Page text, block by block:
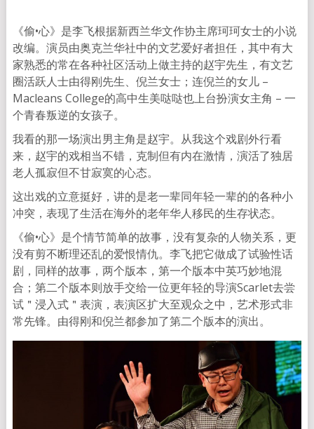
《偷•心》是李飞根据新西兰华文作协主席珂珂女士的小说
改编。演员由奥克兰华社中的文艺爱好者担任，其中有大
家熟悉的常在各种社区活动上做主持的赵宇先生，有文艺
圈活跃人士由得刚先生、倪兰女士；连倪兰的女儿 –
Macleans College的高中生美哒哒也上台扮演女主角 – 一
个青春叛逆的女孩子。
我看的那一场演出男主角是赵宇。从我这个戏剧外行看
来，赵宇的戏相当不错，克制但有内在激情，演活了独居
老人孤寂但不甘寂寞的心态。
这出戏的立意挺好，讲的是老一辈同年轻一辈的的各种小
冲突，表现了生活在海外的老年华人移民的生存状态。
《偷•心》是个情节简单的故事，没有复杂的人物关系，更
没有剪不断理还乱的爱恨情仇。李飞把它做成了试验性话
剧，同样的故事，两个版本，第一个版本中英巧妙地混
合；第二个版本则放手交给一位更年轻的导演Scarlet去尝
试＂浸入式＂表演，表演区扩大至观众之中，艺术形式非
常先锋。由得刚和倪兰都参加了第二个版本的演出。